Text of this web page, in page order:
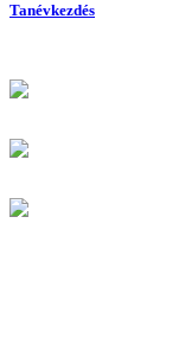
Tanévkezdés